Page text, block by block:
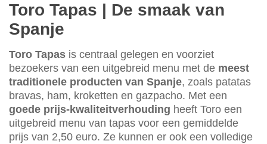
Toro Tapas | De smaak van
Spanje
Toro Tapas is centraal gelegen en voorziet
bezoekers van een uitgebreid menu met de meest
traditionele producten van Spanje, zoals patatas
bravas, ham, kroketten en gazpacho. Met een
goede prijs-kwaliteitverhouding heeft Toro een
uitgebreid menu van tapas voor een gemiddelde
prijs van 2,50 euro. Ze kunnen er ook een volledige